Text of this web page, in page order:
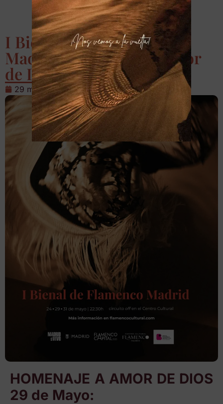
I Bienal de Flamenco de
Madrid «Homenaje a Amor
de Dios»
29 mayo, 2025
HOMENAJE A AMOR DE DIOS
29 de Mayo: